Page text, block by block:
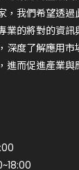
，我們希望透過
業的將對的資訊
深度了解應用市
進而促進產業與